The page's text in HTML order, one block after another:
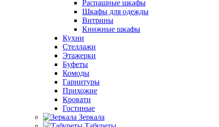
Распашные шкафы
Шкафы для одежды
Витрины
Книжные шкафы
Кухни
Стеллажи
Этажерки
Буфеты
Комоды
Гарнитуры
Прихожие
Кровати
Гостиные
Зеркала